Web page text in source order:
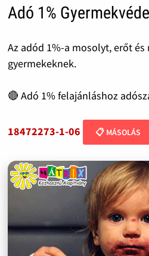
Adó 1%
Az adód 1%-a mosolyt, erőt
gyermekeknek.
🔴 Adó 1% felajánláshoz
18472273-1-06 📋 MÁSOLÁS